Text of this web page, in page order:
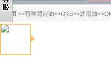
首页 >>特种润滑油>>OKS>>润滑油